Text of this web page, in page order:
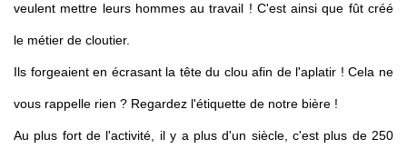
veulent mettre leurs hommes au travail ! C'est ainsi que fût créé
le métier de cloutier.
Ils forgeaient en écrasant la tête du clou afin de l'aplatir ! Cela ne
vous rappelle rien ? Regardez l'étiquette de notre bière !
Au plus fort de l'activité, il y a plus d'un siècle, c'est plus de 250